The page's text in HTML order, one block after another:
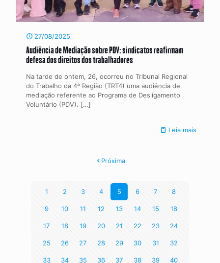
27/08/2025
Audiência de Mediação sobre PDV: sindicatos reafirmam
defesa dos direitos dos trabalhadores
Na tarde de ontem, 26, ocorreu no Tribunal Regional
do Trabalho da 4ª Região (TRT4) uma audiência de
mediação referente ao Programa de Desligamento
Voluntário (PDV). […]
Leia mais
Próxima
1 2 3 4 5 6 7 8
9 10 11 12 13 14 15 16
17 18 19 20 21 22 23 24
25 26 27 28 29 30 31 32
33 34 35 36 37 38 39 40